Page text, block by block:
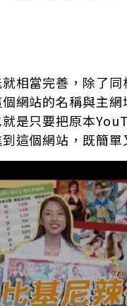
相當完善，除了
網站的名稱與主
是只要把原本
這個網站，既簡單